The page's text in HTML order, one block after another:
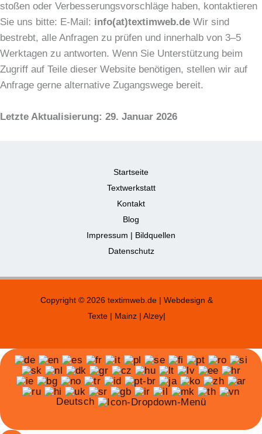
stoßen oder Verbesserungsvorschläge haben, kontaktieren
Sie uns bitte: E-Mail: info(at)textimweb.de Wir sind
bestrebt, alle Anfragen zu prüfen und innerhalb von 3–5
Werktagen zu antworten. Wenn Sie Unterstützung beim
Zugriff auf Teile dieser Website benötigen, stellen wir auf
Anfrage gerne alternative Zugangswege bereit.
Letzte Aktualisierung: 29. Januar 2026
Startseite
Textwerkstatt
Kontakt
Blog
Impressum | Bildquellen
Datenschutz
Copyright © 2026 textimweb.de | Webdesign &
Texte | Mainz | Alzey|
Deutsch